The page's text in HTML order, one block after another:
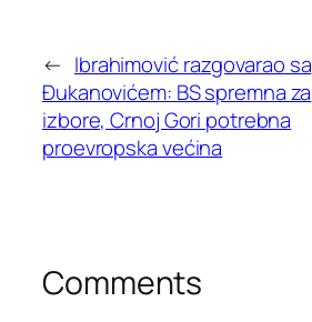
← Ibrahimović razgovarao sa
Đukanovićem: BS spremna za
izbore, Crnoj Gori potrebna
proevropska većina
Comments